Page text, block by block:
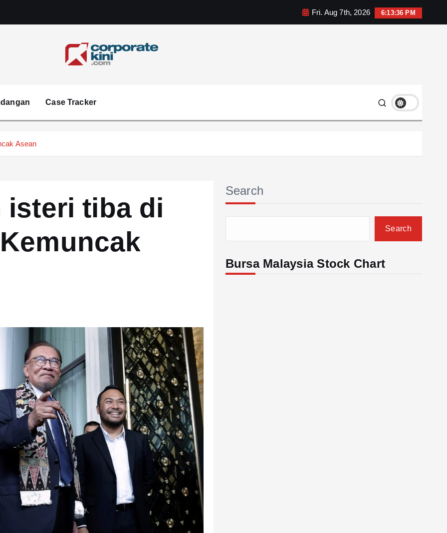
Fri. Aug 7th, 2026 6:13:37 PM
Case Tracker
Asean
isteri tiba di
Search
Search
Bursa Malaysia Stock Chart